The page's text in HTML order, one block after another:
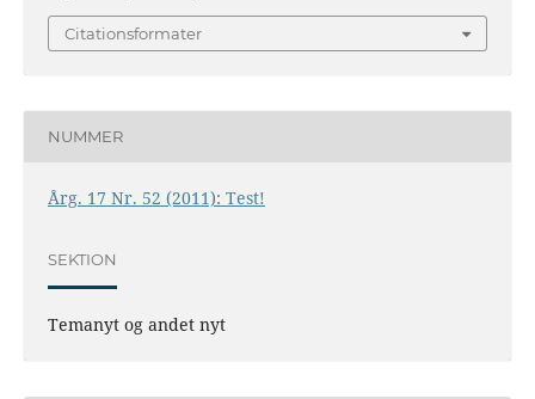
Citationsformater
NUMMER
Årg. 17 Nr. 52 (2011): Test!
SEKTION
Temanyt og andet nyt